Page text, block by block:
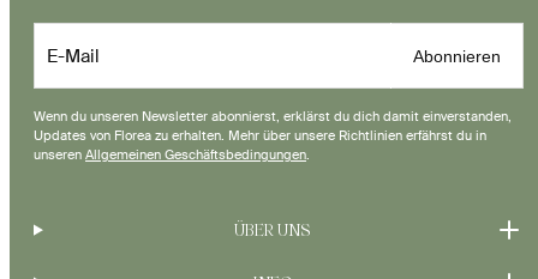
E-Mail Abonnieren
Wenn du unseren Newsletter abonnierst, erklärst du dich damit einverstanden,
Updates von Florea zu erhalten. Mehr über unsere Richtlinien erfährst du in
unseren Allgemeinen Geschäftsbedingungen.
ÜBER UNS